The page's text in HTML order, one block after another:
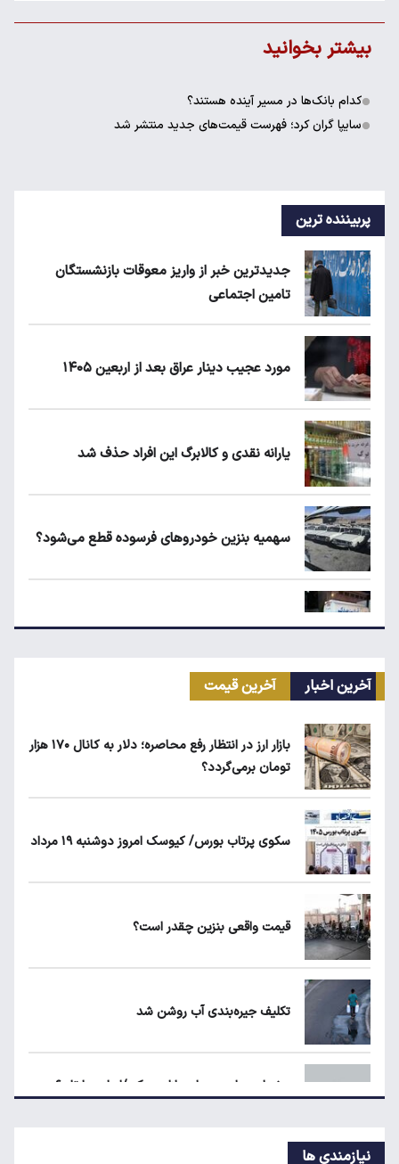
بیشتر بخوانید
کدام بانک‌ها در مسیر آینده هستند؟
سایپا گران کرد؛ فهرست قیمت‌های جدید منتشر شد
پربیننده ترین
جدیدترین خبر از واریز معوقات بازنشستگان
تامین اجتماعی
مورد عجیب دینار عراق بعد از اربعین ۱۴۰۵
یارانه نقدی و کالابرگ این افراد حذف شد
سهمیه بنزین خودروهای فرسوده قطع می‌شود؟
علت افزایش رقم برخی قبوض آب در تابستان
شرط جدید دریافت یارانه و کالابرگ
مرغ گران می‌شود
آخرین اخبار آخرین قیمت
بازار ارز در انتظار رفع محاصره؛ دلار به کانال ۱۷۰ هزار
تومان برمی‌گردد؟
سکوی پرتاب بورس/ کیوسک امروز دوشنبه ۱۹ مرداد
قیمت واقعی بنزین چقدر است؟
تکلیف جیره‌بندی آب روشن شد
هشدار مجلس درباره بازار مسکن/اجاره‌بها تا ۶۰
نیازمندی ها